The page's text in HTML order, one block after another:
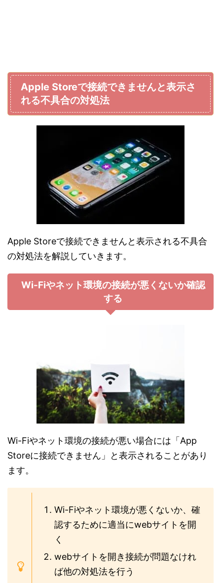
Apple Storeで接続できませんと表示さ
れる不具合の対処法
Apple Storeで接続できませんと表示される不具合
の対処法を解説していきます。
Wi-Fiやネット環境の接続が悪くないか確認
する
Wi-Fiやネット環境の接続が悪い場合には「App
Storeに接続できません」と表示されることがあり
ます。
Wi-Fiやネット環境が悪くないか、確
認するために適当にwebサイトを開
く
webサイトを開き接続が問題なけれ
ば他の対処法を行う